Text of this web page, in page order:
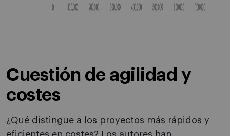
Cuestión de agilidad y
costes
¿Qué distingue a los proyectos más rápidos y